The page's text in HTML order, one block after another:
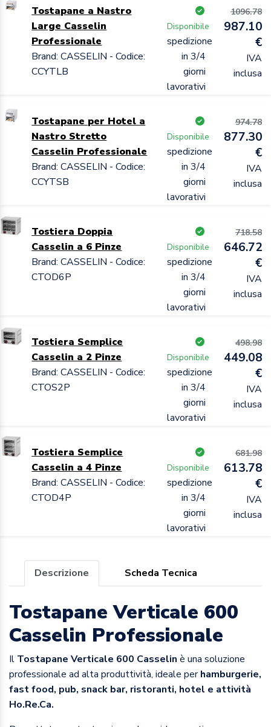
Tostapane a Nastro
Large Casselin
Professionale
Brand: CASSELIN - Codice:
CCYTLB
Disponibile
spedizione
in 3/4
giorni
lavorativi
1096.78
987.10
€
IVA
inclusa
Tostapane per Hotel a
Nastro Stretto
Casselin Professionale
Brand: CASSELIN - Codice:
CCYTSB
Disponibile
spedizione
in 3/4
giorni
lavorativi
974.78
877.30
€
IVA
inclusa
Tostiera Doppia
Casselin a 6 Pinze
Brand: CASSELIN - Codice:
CTOD6P
Disponibile
spedizione
in 3/4
giorni
lavorativi
718.58
646.72
€
IVA
inclusa
Tostiera Semplice
Casselin a 2 Pinze
Brand: CASSELIN - Codice:
CTOS2P
Disponibile
spedizione
in 3/4
giorni
lavorativi
498.98
449.08
€
IVA
inclusa
Tostiera Semplice
Casselin a 4 Pinze
Brand: CASSELIN - Codice:
CTOD4P
Disponibile
spedizione
in 3/4
giorni
lavorativi
681.98
613.78
€
IVA
inclusa
Descrizione Scheda Tecnica
Tostapane Verticale 600
Casselin Professionale
Il Tostapane Verticale 600 Casselin è una soluzione
professionale ad alta produttività, ideale perhamburgerie,
fast food, pub, snack bar, ristoranti, hotel e attività
Ho.Re.Ca.